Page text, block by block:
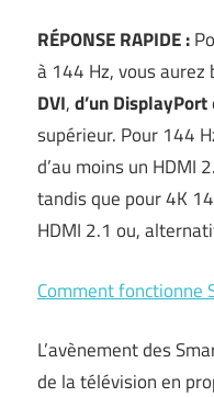
RÉPONSE RAPIDE :
à 144 Hz, vous aurez
DVI,d’un DisplayPort
supérieur. Pour 144
d’au moins un HDMI
tandis que pour 4K
HDMI 2.1 ou,
Comment fonctionne
L’avènement des
de la télévision en